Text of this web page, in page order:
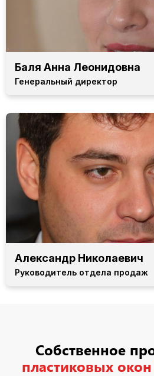
Баля Анна Леонидовна
Генеральный директор
Александр Николаевич
Руководитель отдела продаж
Собственное
пластиковых